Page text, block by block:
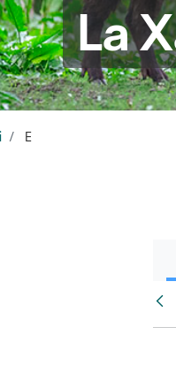
La
E